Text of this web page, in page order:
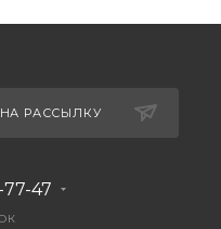
РАССЫЛКУ
77-47